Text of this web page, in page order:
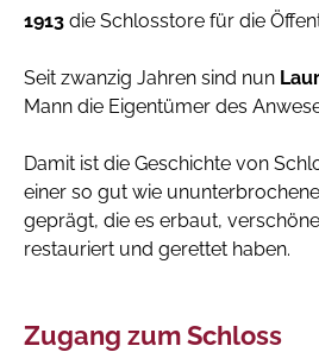
1913 die Schlosstore für die
Seit zwanzig Jahren sind nun
Mann die Eigentümer des
Damit ist die Geschichte von
einer so gut wie
geprägt, die es erbaut,
restauriert und gerettet haben.
Zugang zum Schloss